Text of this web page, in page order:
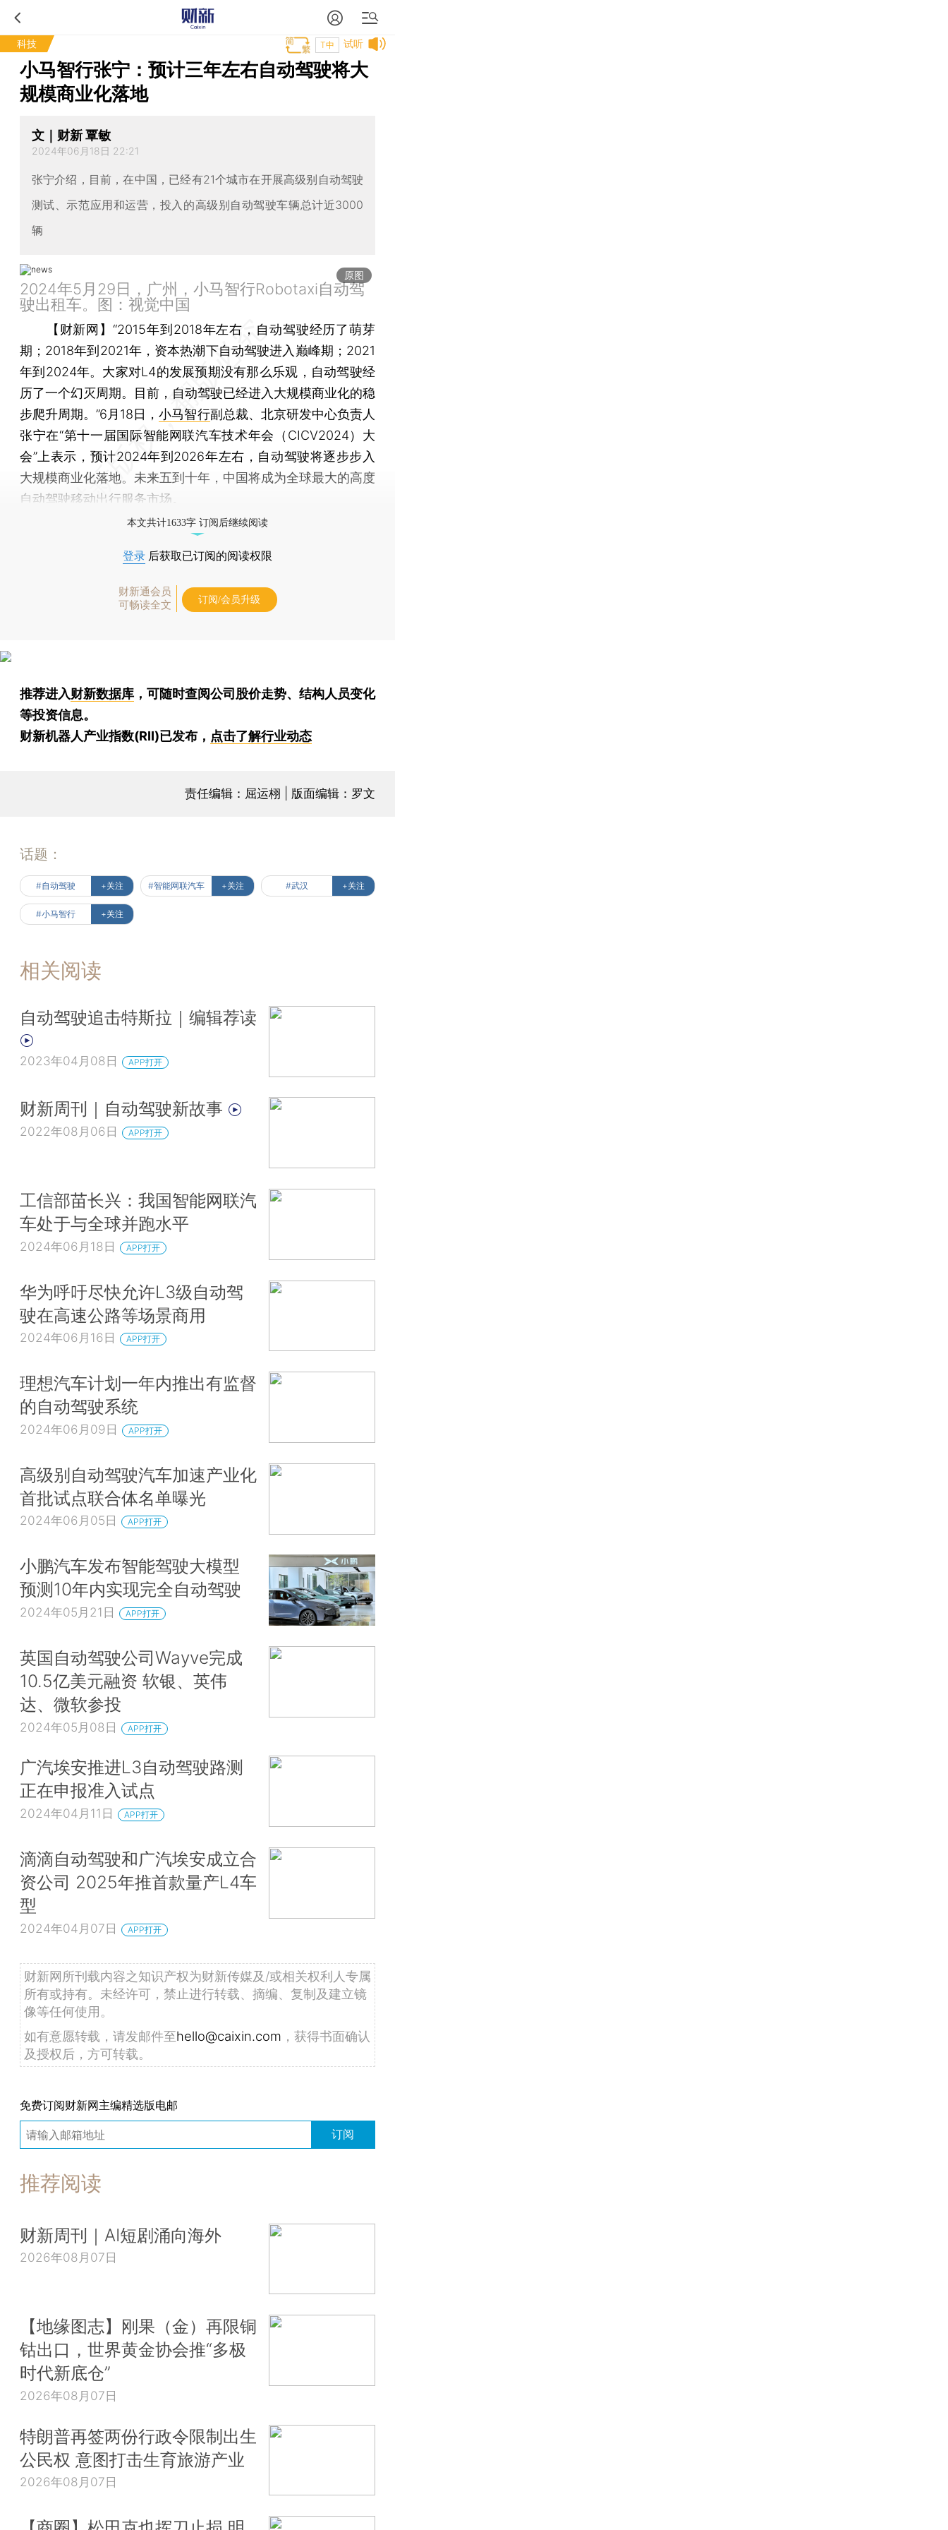
科技 试听
T中
小马智行张宁：预计三年左右自动驾驶将大
规模商业化落地
文｜财新 覃敏
2024年06月18日 22:21
张宁介绍，目前，在中国，已经有21个城市在开展高级别自动驾驶
测试、示范应用和运营，投入的高级别自动驾驶车辆总计近3000
辆
原图
2024年5月29日，广州，小马智行Robotaxi自动驾
驶出租车。图：视觉中国
【财新网】“2015年到2018年左右，自动驾驶经历了萌芽
期；2018年到2021年，资本热潮下自动驾驶进入巅峰期；2021
年到2024年。大家对L4的发展预期没有那么乐观，自动驾驶经
历了一个幻灭周期。目前，自动驾驶已经进入大规模商业化的稳
步爬升周期。”6月18日，小马智行副总裁、北京研发中心负责人
张宁在“第十一届国际智能网联汽车技术年会（CICV2024）大
会”上表示，预计2024年到2026年左右，自动驾驶将逐步步入
大规模商业化落地。未来五到十年，中国将成为全球最大的高度
自动驾驶移动出行服务市场。
本文共计1633字 订阅后继续阅读
登录 后获取已订阅的阅读权限
财新通会员
可畅读全文
订阅/会员升级
推荐进入财新数据库 ，可随时查阅公司股价走势、结构人员变化
等投资信息。
财新机器人产业指数(RII)已发布， 点击了解行业动态
责任编辑：屈运栩 | 版面编辑：罗文
话题：
#自动驾驶 +关注 #智能网联汽车 +关注 #武汉 +关注
#小马智行 +关注
相关阅读
自动驾驶追击特斯拉｜编辑荐读
2023年04月08日 APP打开
财新周刊｜自动驾驶新故事
2022年08月06日 APP打开
工信部苗长兴：我国智能网联汽
车处于与全球并跑水平
2024年06月18日 APP打开
华为呼吁尽快允许L3级自动驾
驶在高速公路等场景商用
2024年06月16日 APP打开
理想汽车计划一年内推出有监督
的自动驾驶系统
2024年06月09日 APP打开
高级别自动驾驶汽车加速产业化
首批试点联合体名单曝光
2024年06月05日 APP打开
小鹏汽车发布智能驾驶大模型
预测10年内实现完全自动驾驶
2024年05月21日 APP打开
英国自动驾驶公司Wayve完成
10.5亿美元融资 软银、英伟
达、微软参投
2024年05月08日 APP打开
广汽埃安推进L3自动驾驶路测
正在申报准入试点
2024年04月11日 APP打开
滴滴自动驾驶和广汽埃安成立合
资公司 2025年推首款量产L4车
型
2024年04月07日 APP打开
财新网所刊载内容之知识产权为财新传媒及/或相关权利人专属
所有或持有。未经许可，禁止进行转载、摘编、复制及建立镜
像等任何使用。
如有意愿转载，请发邮件至hello@caixin.com ，获得书面确认
及授权后，方可转载。
免费订阅财新网主编精选版电邮
订阅
推荐阅读
财新周刊｜AI短剧涌向海外
2026年08月07日
【地缘图志】刚果（金）再限铜
钴出口，世界黄金协会推“多极
时代新底仓”
2026年08月07日
特朗普再签两份行政令限制出生
公民权 意图打击生育旅游产业
2026年08月07日